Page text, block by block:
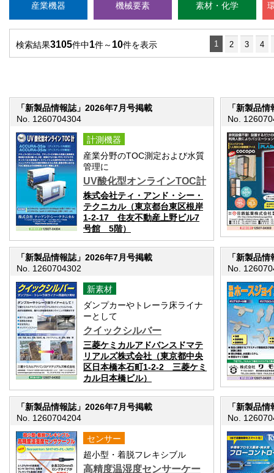
産業機器 機械要素 素材・化学
検索結果3105件中1件～ 10件を表示 1 2 3 4
「新製品情報誌」2026年7月号掲載
No. 1260704304
計測機器
産業分野のTOC測定および水質
管理に
UV酸化型オンラインTOC計
株式会社ティ・アンド・シー・
テクニカル（東京都台東区根岸
1-2-17 住友不動産上野ビル7
号館 5階）
「新製品
No.
「新製品情報誌」2026年7月号掲載
No. 1260704302
新素材
ダンプカーやトレーラ床ライナ
ーとして
クイックシルバー
三菱ケミカルアドバンスドマテ
リアルズ株式会社（東京都中央
区日本橋本石町1-2-2 三菱ケミ
カル日本橋ビル）
「新製品
No.
「新製品情報誌」2026年7月号掲載
No. 1260704204
センサー
超小型・着脱フレキシブル
高精度温湿度センサーケー
「新製品
No.